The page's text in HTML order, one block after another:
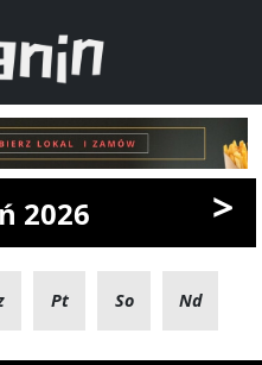
2026 >
Pt So Nd